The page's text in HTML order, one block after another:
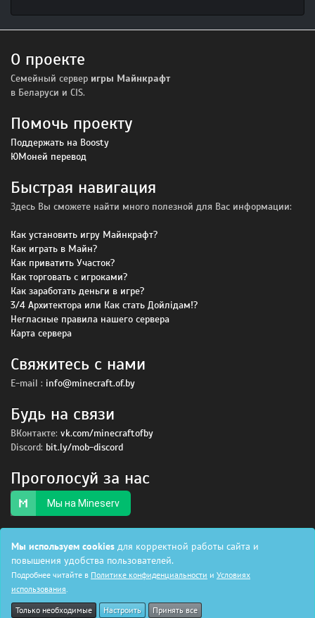
О проекте
Семейный сервер игры Майнкрафт
в Беларуси и CIS.
Помочь проекту
Поддержать на Boosty
ЮМоней перевод
Быстрая навигация
Здесь Вы сможете найти много полезной для Вас информации:
Как установить игру Майнкрафт?
Как играть в Майн?
Как приватить Участок?
Как торговать с игроками?
Как заработать деньги в игре?
3/4 Архитектора или Как стать Дойлiдам!?
Негласные правила нашего сервера
Карта сервера
Свяжитесь с нами
E-mail : info@minecraft.of.by
Будь на связи
ВКонтакте: vk.com/minecraftofby
Discord: bit.ly/mob-discord
Проголосуй за нас
Мы на Mineserv
Мы используем cookies для корректной работы сайта и
повышения удобства пользователей.
Подробнее читайте в Политике конфиденциальности и Условиях
использования
Только необходимые Настроить Принять все
© 2015 — 2026, Все права защищены. Условия использования
Политика безопасности